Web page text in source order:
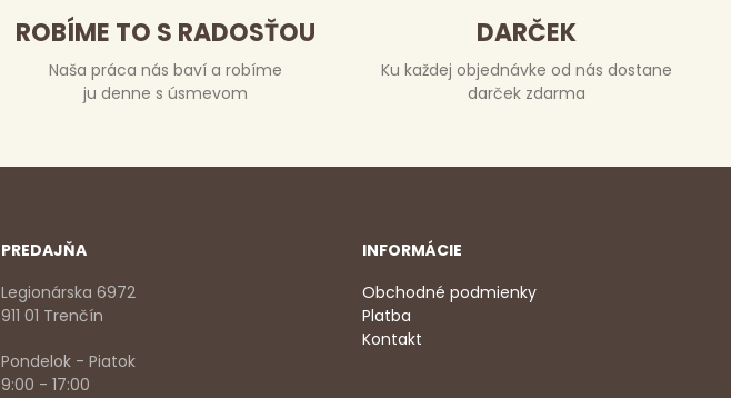
ROBÍME TO S RADOSŤOU
Naša práca nás baví a robíme
ju denne s úsmevom
DARČEK
Ku každej objednávke od nás dostane
darček zdarma
PREDAJŇA
Legionárska 6972
911 01 Trenčín
Pondelok - Piatok
9:00 - 17:00
INFORMÁCIE
Obchodné podmienky
Platba
Kontakt